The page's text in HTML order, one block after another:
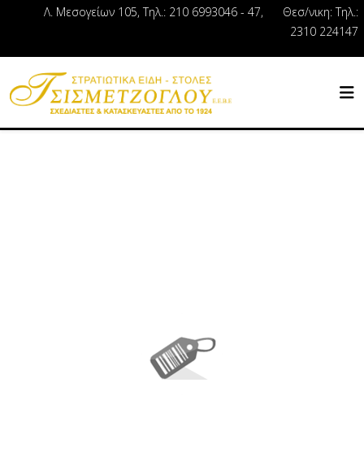
Λ. Μεσογείων 105, Τηλ.: 210 6993046 - 47, Θεσ/νικη: Τηλ.:
2310 224147